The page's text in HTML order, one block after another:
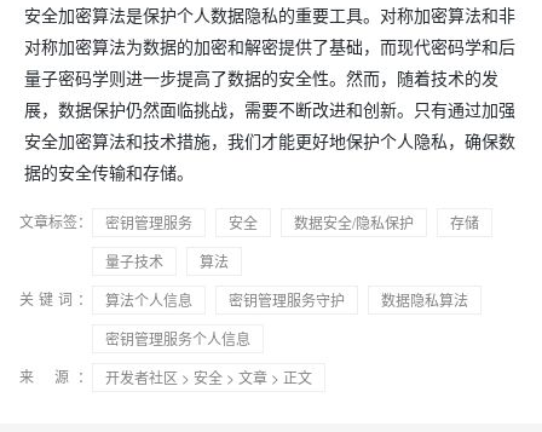
安全加密算法是保护个人数据隐私的重要工具。对称加密算法和非
对称加密算法为数据的加密和解密提供了基础，而现代密码学和后
量子密码学则进一步提高了数据的安全性。然而，随着技术的发
展，数据保护仍然面临挑战，需要不断改进和创新。只有通过加强
安全加密算法和技术措施，我们才能更好地保护个人隐私，确保数
据的安全传输和存储。
文章标签： 密钥管理服务 安全 数据安全/隐私保护
存储
量子技术
算法
关键词：
算法个人信息 密钥管理服务守护
数据隐私算法
密钥管理服务个人信息
来 源：
开发者社区 > 安全 > 文章 > 正文